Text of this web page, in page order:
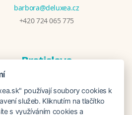
barbora@deluxea.cz
+420 724 065 775
Bratislava
+421 948 548 908
používají soubory cookies k
služeb. Kliknutím na tlačítko
s využíváním cookies a